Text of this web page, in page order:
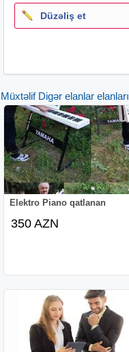
Düzəliş et
Müxtəlif Digər elanlar elanları
Elektro Piano qatlanan
350 AZN